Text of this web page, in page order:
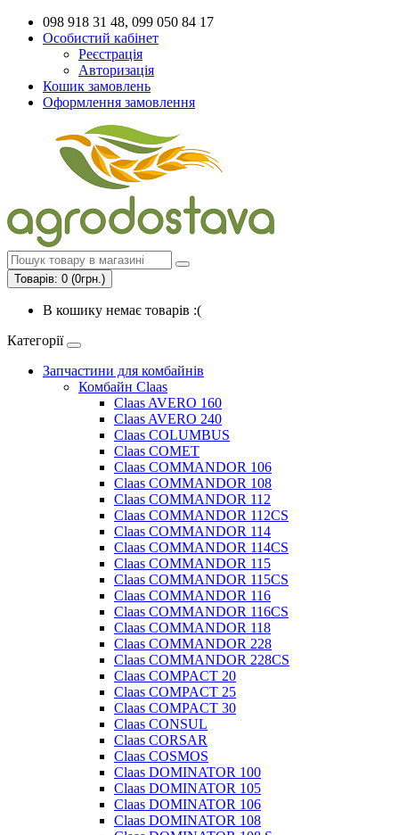
098 918 31 48, 099 050 84 17
Особистий кабінет
Реєстрація
Авторизація
Кошик замовлень
Оформлення замовлення
Товарів: 0 (0грн.)
В кошику немає товарів :(
Категорії
Запчастини для комбайнів
Комбайн Claas
Claas AVERO 160
Claas AVERO 240
Claas COLUMBUS
Claas COMET
Claas COMMANDOR 106
Claas COMMANDOR 108
Claas COMMANDOR 112
Claas COMMANDOR 112CS
Claas COMMANDOR 114
Claas COMMANDOR 114CS
Claas COMMANDOR 115
Claas COMMANDOR 115CS
Claas COMMANDOR 116
Claas COMMANDOR 116CS
Claas COMMANDOR 118
Claas COMMANDOR 228
Claas COMMANDOR 228CS
Claas COMPACT 20
Claas COMPACT 25
Claas COMPACT 30
Claas CONSUL
Claas CORSAR
Claas COSMOS
Claas DOMINATOR 100
Claas DOMINATOR 105
Claas DOMINATOR 106
Claas DOMINATOR 108